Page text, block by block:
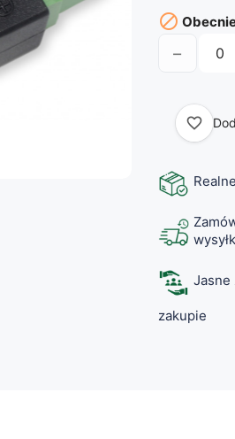

−
favorite_border
Jasne
zakupie